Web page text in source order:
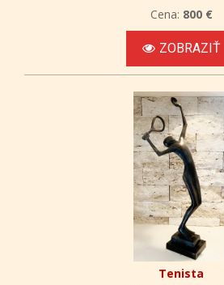
Cena: 800 €
ZOBRAZIŤ
Tenista